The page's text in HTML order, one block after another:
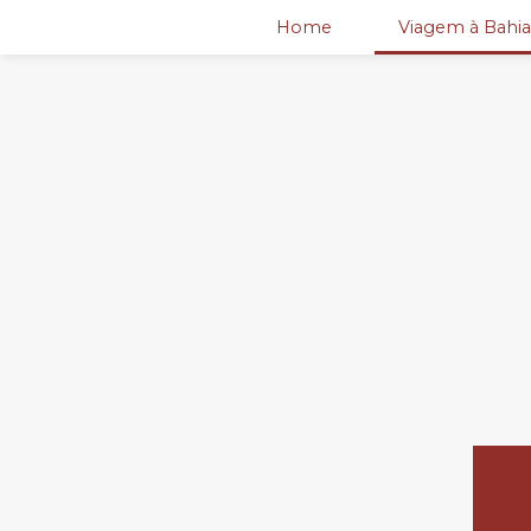
Home Viagem à Bahia